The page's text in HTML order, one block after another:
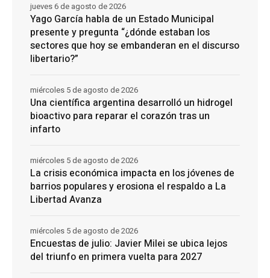
Yago García habla de un Estado Municipal
presente y pregunta “¿dónde estaban los
sectores que hoy se embanderan en el discurso
libertario?”
jueves 6 de agosto de 2026
Una científica argentina desarrolló un hidrogel
bioactivo para reparar el corazón tras un
infarto
miércoles 5 de agosto de 2026
La crisis económica impacta en los jóvenes de
barrios populares y erosiona el respaldo a La
Libertad Avanza
miércoles 5 de agosto de 2026
Encuestas de julio: Javier Milei se ubica lejos
del triunfo en primera vuelta para 2027
miércoles 5 de agosto de 2026